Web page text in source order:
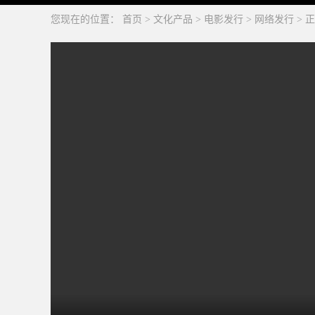
您现在的位置： 首页 > 文化产品 > 电影发行 > 网络发行 >